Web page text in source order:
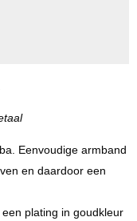
Eenvoudige armband
en daardoor een
plating in goudkleur